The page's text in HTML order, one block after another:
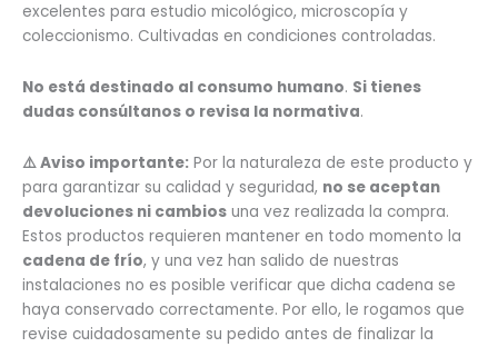
excelentes para estudio micológico, microscopía y
coleccionismo. Cultivadas en condiciones controladas.
No está destinado al consumo humano. Si tienes
dudas consúltanos o revisa la normativa.
⚠️ Aviso importante: Por la naturaleza de este producto y
para garantizar su calidad y seguridad, no se aceptan
devoluciones ni cambios una vez realizada la compra.
Estos productos requieren mantener en todo momento la
cadena de frío, y una vez han salido de nuestras
instalaciones no es posible verificar que dicha cadena se
haya conservado correctamente. Por ello, le rogamos que
revise cuidadosamente su pedido antes de finalizar la